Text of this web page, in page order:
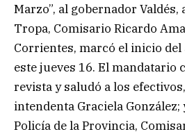
Marzo”, al gobernador Valdés,
Tropa, Comisario Ricardo
Corrientes, marcó el inicio del
este jueves 16. El mandatario
revista y saludó a los
intendenta Graciela González;
Policía de la Provincia,